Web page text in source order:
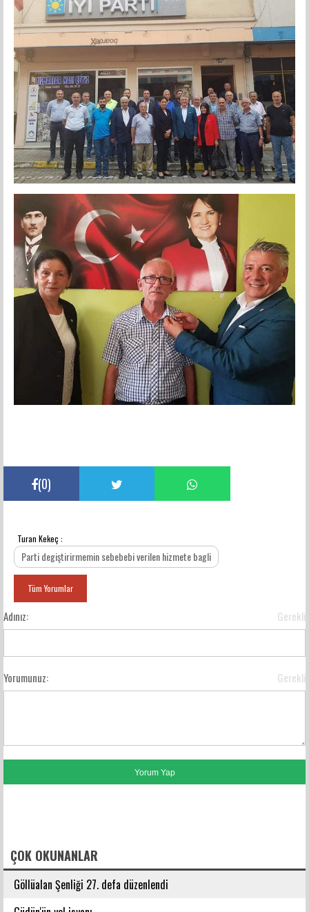
(0)
YORUMLAR
Turan Kekeç :
Parti degiştirirmemin sebebebi verilen hizmete bagli
Tüm Yorumlar
Adınız: Gerekli
Yorumunuz: Gerekli
ÇOK OKUNANLAR
Göllüalan Şenliği 27. defa düzenlendi